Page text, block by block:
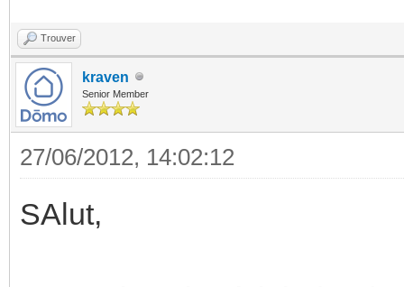
Trouver
kraven
Senior Member
27/06/2012, 14:02:12
SAlut,